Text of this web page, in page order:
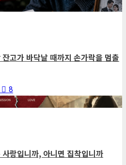
고가 바닥날 때까지 손가락을 멈출
8
랑입니까, 아니면 집착입니까